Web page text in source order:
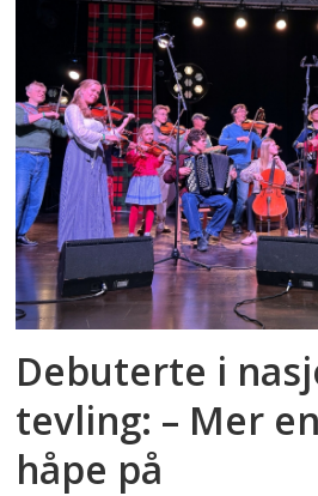
Debuterte i
tevling: – Mer
håpe på